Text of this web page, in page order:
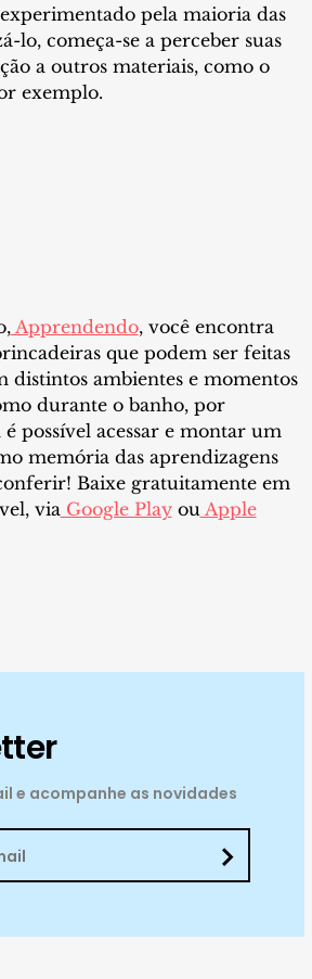
pela maioria das
lo, começa-se a perceber suas
a outros materiais, como o
exemplo.
Apprendendo, você encontra
que podem ser feitas
distintos ambientes e momentos
durante o banho, por
possível acessar e montar um
memória das aprendizagens
Baixe gratuitamente em
via Google Playou Apple
e acompanhe as novidades